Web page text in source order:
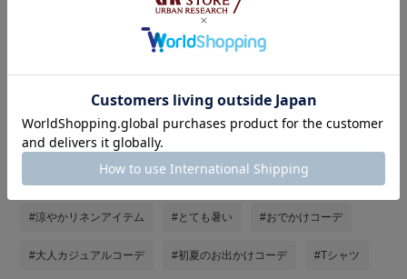
タグ
#ママファッション #休日スタイル
#お出かけコーデ #白Tシャツ
#私が選ぶセールアイテム26SS
#涼やかリネンアイテム #とても暑い #おでかけコーデ
#大人カジュアルコーデ #初夏のお出かけコーデ #Tシャツ